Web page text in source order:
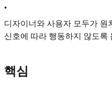
•
디자이너와 사용자 모두가 원
신호에 따라 행동하지 않도록
핵심